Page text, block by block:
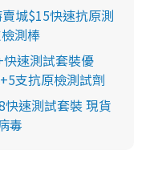
城$15快速抗原測
測棒
速測試套裝優
支抗原檢測試劑
快速測試套裝 現貨
毒